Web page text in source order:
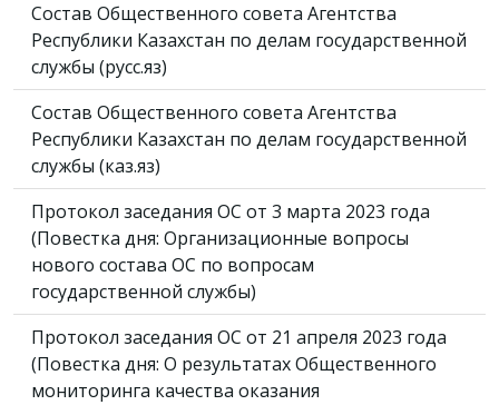
Состав Общественного совета Агентства
Республики Казахстан по делам государственной
службы (русс.яз)
Состав Общественного совета Агентства
Республики Казахстан по делам государственной
службы (каз.яз)
Протокол заседания ОС от 3 марта 2023 года
(Повестка дня: Организационные вопросы
нового состава ОС по вопросам
государственной службы)
Протокол заседания ОС от 21 апреля 2023 года
(Повестка дня: О результатах Общественного
мониторинга качества оказания